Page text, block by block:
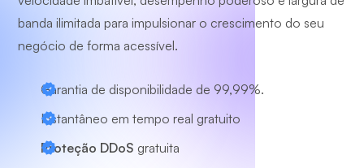
banda ilimitada para impulsionar o crescimento do seu
negócio de forma acessível.
Garantia de disponibilidade de 99,99%.
Instantâneo em tempo real gratuito
Proteção DDoS gratuita